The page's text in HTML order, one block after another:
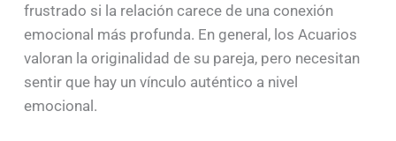
frustrado si la relación carece de una conexión
emocional más profunda. En general, los Acuarios
valoran la originalidad de su pareja, pero necesitan
sentir que hay un vínculo auténtico a nivel
emocional.